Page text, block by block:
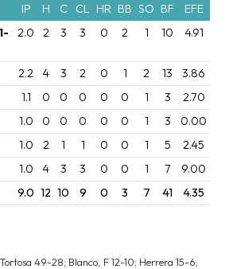
IP H C CL HR BB SO BF
EFE
2.0 2 3 3 0 2 1 10 4.91
2.2 4 3 2 0 1 2 13
3.86
1.1 0 0 0 0 0 1 3
2.70
1.0 0 0 0 0 0 1 3
0.00
1.0 2 1 1 0 0 1 5
2.45
1.0 4 3 3 0 0 1 7
9.00
9.0 12 10 9 0 3 7 41 4.35
Tortosa 49-28; Blanco, F 12-10; Herrera 15-6;